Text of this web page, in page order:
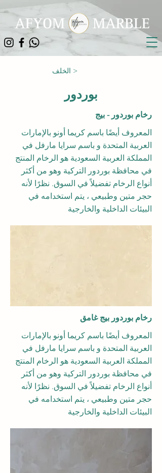
الخلف >
بوردور
رخام بوردور - بيج
المعروف أيضًا باسم كريما أونو بالإمارات
العربية المتحدة و باسم سرايا مارفل في
المملكة العربية السعودية هو الرخام المنتج
في محافظة بوردور التركية وهو من أكثر
أنواع الرخام تفضيلاً في السوق. نظرًا لأنه
حجر متين وطبيعي ، يتم استخدامه في
البيئات الداخلية والخارجية
رخام بوردور بيج غامق
المعروف أيضًا باسم كريما أونو بالإمارات
العربية المتحدة و باسم سرايا مارفل في
المملكة العربية السعودية هو الرخام المنتج
في محافظة بوردور التركية وهو من أكثر
أنواع الرخام تفضيلاً في السوق. نظرًا لأنه
حجر متين وطبيعي ، يتم استخدامه في
البيئات الداخلية والخارجية